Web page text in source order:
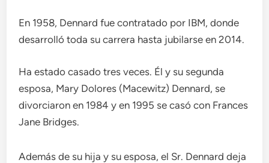
En 1958, Dennard fue contratado por IBM, donde
desarrolló toda su carrera hasta jubilarse en 2014.
Ha estado casado tres veces. Él y su segunda
esposa, Mary Dolores (Macewitz) Dennard, se
divorciaron en 1984 y en 1995 se casó con Frances
Jane Bridges.
Además de su hija y su esposa, el Sr. Dennard deja